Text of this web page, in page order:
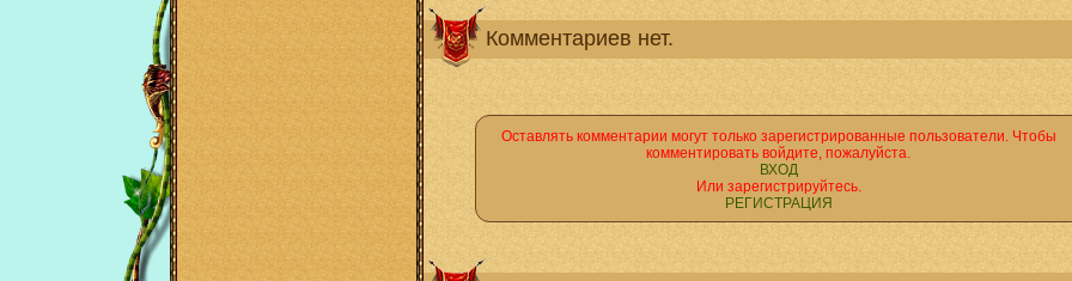
Комментариев нет.
Оставлять комментарии могут только зарегистрированные пользователи. Чтобы
комментировать войдите, пожалуйста.
ВХОД
Или зарегистрируйтесь.
РЕГИСТРАЦИЯ